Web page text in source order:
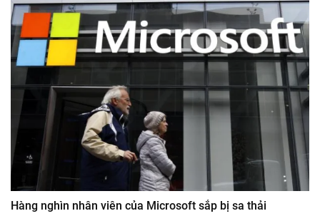
Hàng nghìn nhân viên của Microsoft sắp bị sa thải